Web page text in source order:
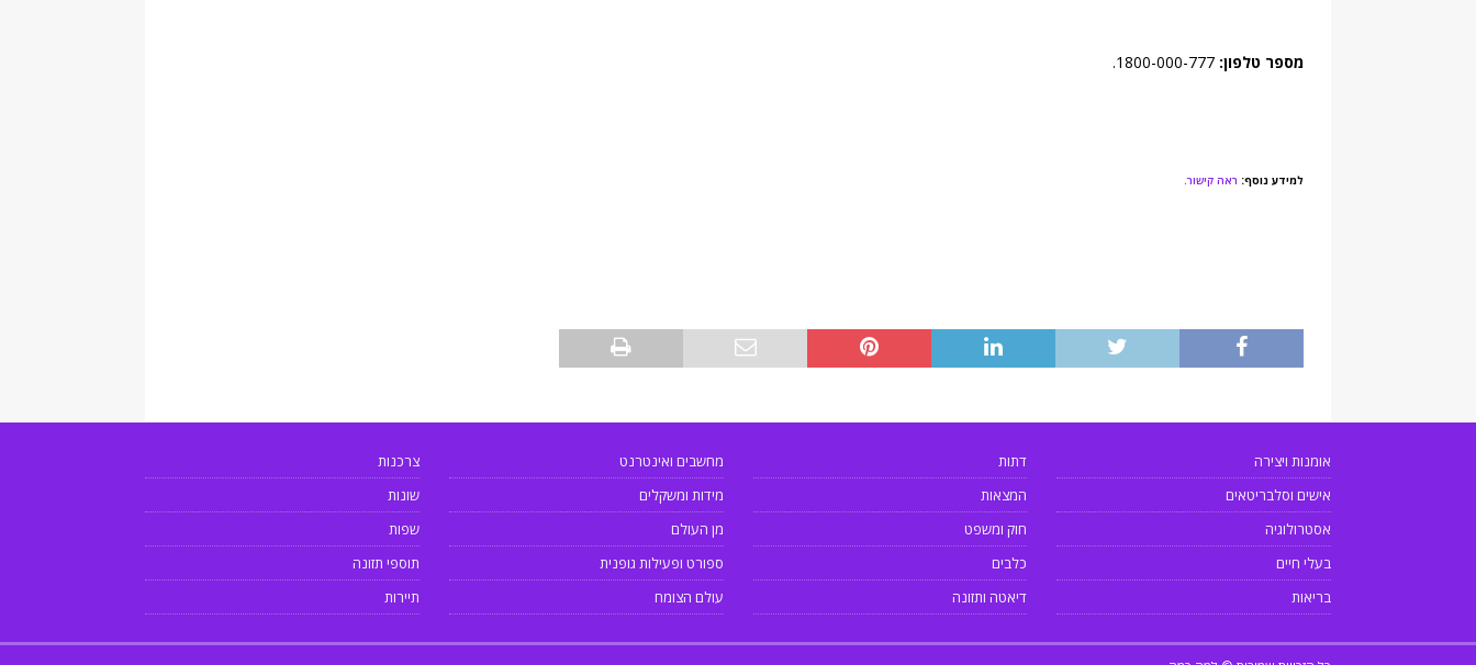
מספר טלפון:
למידע נוסף: ראה קישור.
אומנות ויצירה
אישים וסלבריטאים
אסטרולוגיה
בעלי חיים
בריאות
דתות
המצאות
חוק ומשפט
כלבים
דיאטה ותזונה
מחשבים ואינטרנט
מידות ומשקלים
מן העולם
ספורט ופעילות גופנית
עולם הצומח
צרכנות
שונות
שפות
תוספי תזונה
תיירות